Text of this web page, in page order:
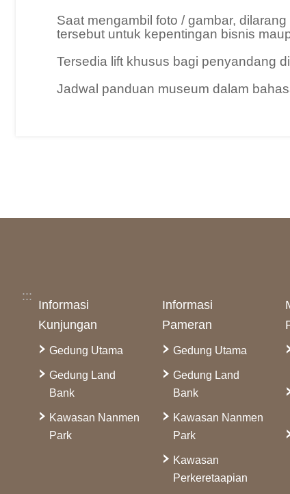
Saat mengambil foto / gambar,
tersebut untuk kepentingan bisnis
Tersedia lift khusus bagi penyandang
Jadwal panduan museum dalam
:::
Informasi
Kunjungan
Gedung Utama
Gedung Land
Bank
Kawasan Nanmen
Park
Informasi
Pameran
Gedung Utama
Gedung Land
Bank
Kawasan Nanmen
Park
Kawasan
Perkeretaapian